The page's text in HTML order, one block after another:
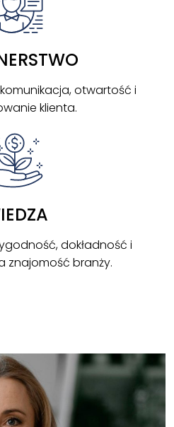
otwartość i
klienta.
dokładność i
znajomość branży.